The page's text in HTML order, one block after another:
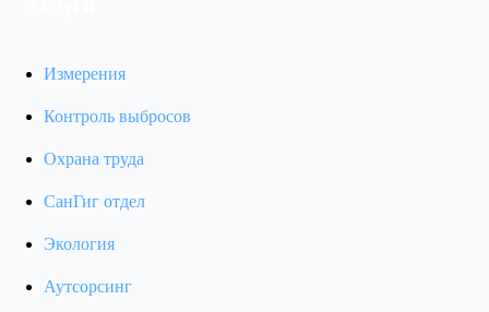
Измерения
Контроль выбросов
Охрана труда
СанГиг отдел
Экология
Аутсорсинг